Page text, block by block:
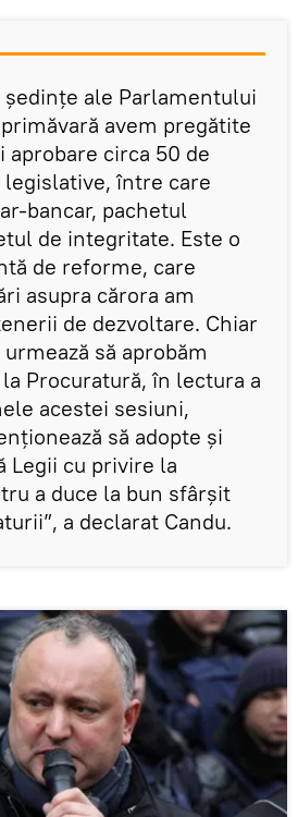
ale Parlamentului
avem pregătite
circa 50 de
între care
bancar, pachetul
de integritate. Este o
de reforme, care
asupra cărora am
de dezvoltare. Chiar
să aprobăm
Procuratură, în lectura a
acestei sesiuni,
să adopte și
Legii cu privire la
a duce la bun sfârșit
a declarat Candu.